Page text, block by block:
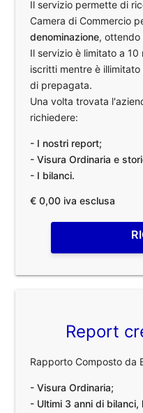
Il servizio permette di
Camera di Commercio
denominazione, ottendo
Il servizio è limitato a
iscritti mentre è
di prepagata.
Una volta trovata
richiedere:
- I nostri report;
- Visura Ordinaria e
- I bilanci.
€ 0,00 iva esclusa
Report
Rapporto Composto da
- Visura Ordinaria;
- Ultimi 3 anni di